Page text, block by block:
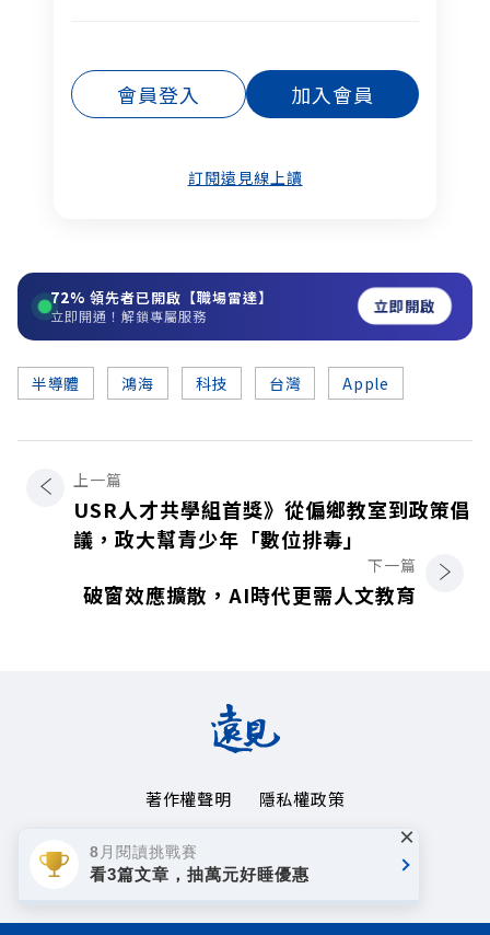
會員登入 加入會員
訂閱遠見線上讀
72% 領先者已開啟【職場雷達】
立即開通！解鎖專屬服務 立即開啟
半導體 鴻海 科技 台灣 Apple
上一篇
USR人才共學組首獎》從偏鄉教室到政策倡
議，政大幫青少年「數位排毒」
下一篇
破窗效應擴散，AI時代更需人文教育
著作權聲明
隱私權政策
Copyright© 1999~2026
遠見天下文化事業群. All rights reserved.
8月閱讀挑戰賽
看3篇文章，抽萬元好睡優惠
×